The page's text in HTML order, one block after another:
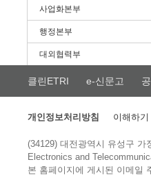
사업화본부
행정본부
대외협력부
클린ETRI e-신문고
개인정보처리방침 이해하
(34129) 대전광역시 유성구 가
Electronics and
본 홈페이지에 게시된 이메일